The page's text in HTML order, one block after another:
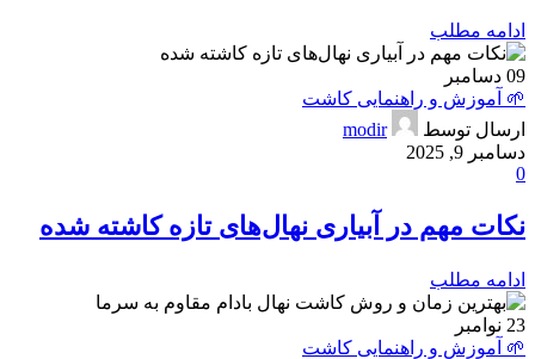
ادامه مطلب
09 دسامبر
🌱 آموزش و راهنمایی کاشت
ارسال توسط
modir
دسامبر 9, 2025
0
نکات مهم در آبیاری نهال‌های تازه کاشته شده
ادامه مطلب
23 نوامبر
🌱 آموزش و راهنمایی کاشت